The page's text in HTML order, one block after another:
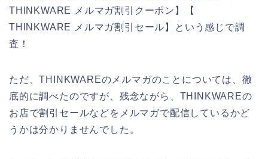
THINKWARE メルマガ割引クーポン】【
THINKWARE メルマガ割引セール】という感じで調
査！
ただ、THINKWAREのメルマガのことについては、徹
底的に調べたのですが、残念ながら、THINKWAREの
お店で割引セールなどをメルマガで配信しているかど
うかは分かりませんでした。